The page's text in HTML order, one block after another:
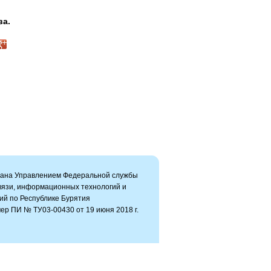
Управлением Федеральной службы
информационных технологий и
по Республике Бурятия
ПИ № ТУ03-00430 от 19 июня 2018 г.